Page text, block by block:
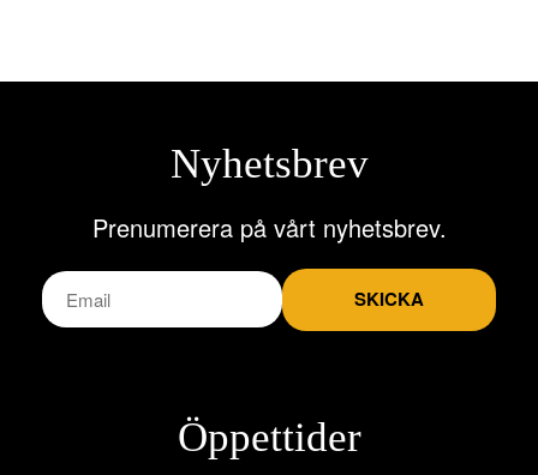
Nyhetsbrev
Prenumerera på vårt nyhetsbrev.
SKICKA
Öppettider